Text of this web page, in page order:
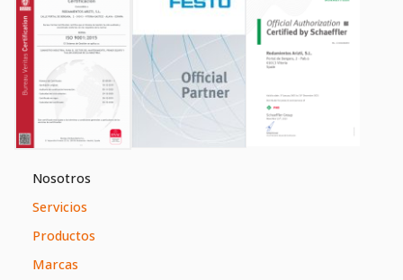
Nosotros
Servicios
Productos
Marcas